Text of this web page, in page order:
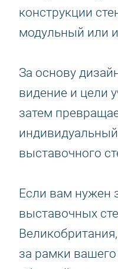
конструкции
модульный или
За основу
видение и цели
затем
выставочного
Если вам нужен
выставочных
за рамки